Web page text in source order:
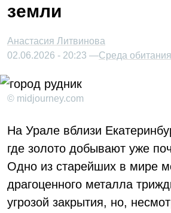
земли
Анастасия Литвинова
02.06.2026 - 20:23 —Среда обитания
© midjourney.com
На Урале вблизи
где золото добывают уже
Одно из старейших в мире
драгоценного металла
угрозой закрытия, но,